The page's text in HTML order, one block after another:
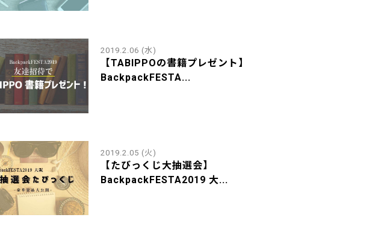
2019.2.06 (水)
【TABIPPOの書籍プレゼント】
BackpackFESTA...
2019.2.05 (火)
【たびっくじ大抽選会】
BackpackFESTA2019 大...